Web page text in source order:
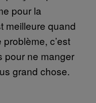
pour la
meilleure quand
c’est
pour ne manger
grand chose.